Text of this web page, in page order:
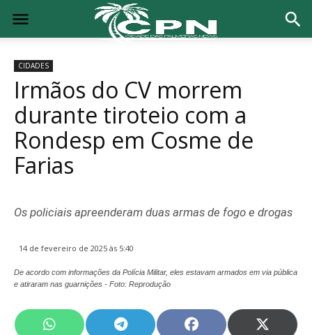
CIDADES
Irmãos do CV morrem
durante tiroteio com a
Rondesp em Cosme de
Farias
Os policiais apreenderam duas armas de fogo e drogas
14 de fevereiro de 2025 às 5:40
De acordo com informações da Polícia Militar, eles estavam armados em via pública
e atiraram nas guarnições - Foto: Reprodução
Share Share Share Share